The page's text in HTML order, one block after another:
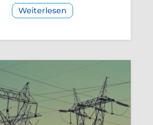
Weiterlesen